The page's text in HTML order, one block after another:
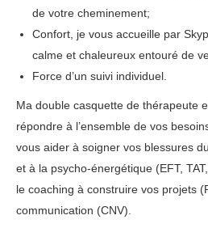
de votre cheminement;
Confort, je vous accueille par
calme et chaleureux entouré de
Force d’un suivi individuel.
Ma double casquette de thérapeute
répondre à l’ensemble de vos
vous aider à soigner vos blessures
et à la psycho-énergétique (EFT,
le coaching à construire vos projets
communication (CNV).